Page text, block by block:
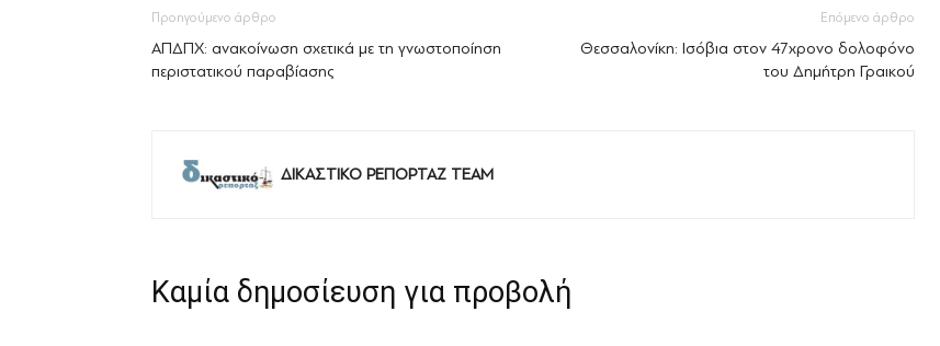
Προηγούμενο άρθρο
ΑΠΔΠΧ: ανακοίνωση σχετικά με τη γνωστοποίηση
περιστατικού παραβίασης
Επόμενο άρθρο
Θεσσαλονίκη: Ισόβια στον 47χρονο δολοφόνο
του Δημήτρη Γραικού
ΔΙΚΑΣΤΙΚΟ ΡΕΠΟΡΤΑΖ TEAM
Καμία δημοσίευση για προβολή